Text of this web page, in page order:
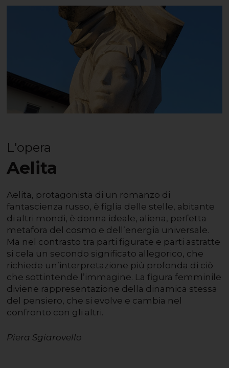
L'opera
Aelita
Aelita, protagonista di un romanzo di
fantascienza russo, è figlia delle stelle, abitante
di altri mondi, è donna ideale, aliena, perfetta
metafora del cosmo e dell’energia universale.
Ma nel contrasto tra parti figurate e parti astratte
si cela un secondo significato allegorico, che
richiede un’interpretazione più profonda di ciò
che sottintende l’immagine. La figura femminile
diviene rappresentazione della dinamica stessa
del pensiero, che si evolve e cambia nel
confronto con gli altri.
Piera Sgiarovello